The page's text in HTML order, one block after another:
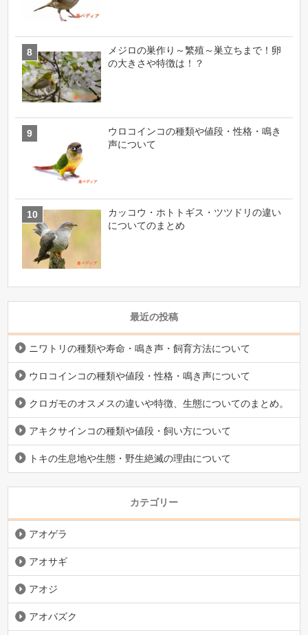
メジロの巣作り～繁殖～巣立ちまで！卵
の大きさや特徴は！？
ウロコインコの種類や値段・性格・鳴き
声について
カッコウ・ホトトギス・ツツドリの違い
についてのまとめ
最近の投稿
ニワトリの種類や寿命・鳴き声・飼育方法について
ウロコインコの種類や値段・性格・鳴き声について
クロガモのオスメスの違いや特徴、生態についてのまとめ。
アキクサインコの種類や値段・飼い方について
トキの生息地や生態・野生絶滅の理由について
カテゴリー
アオゲラ
アオサギ
アオジ
アオバズク